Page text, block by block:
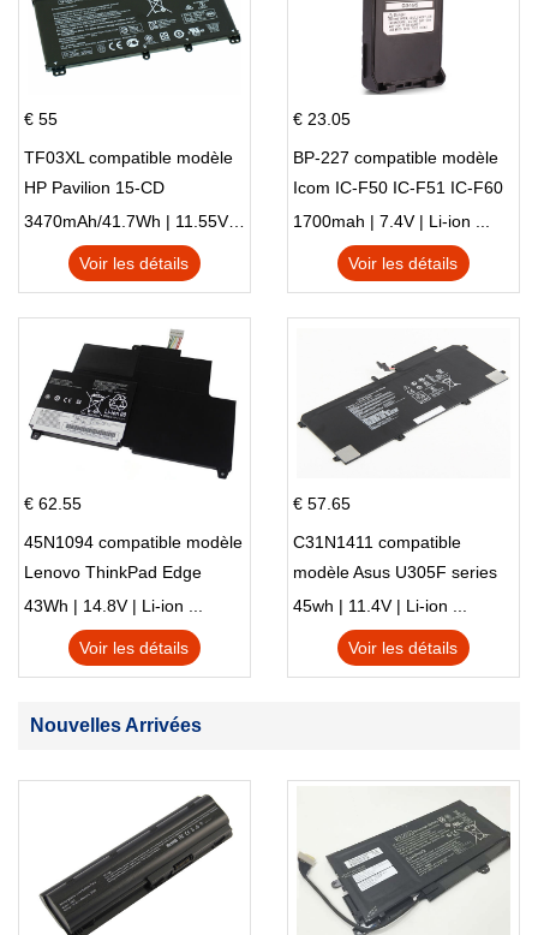
€ 55
TF03XL compatible modèle
HP Pavilion 15-CD
3470mAh/41.7Wh | 11.55V | Li-ion ...
Voir les détails
€ 23.05
BP-227 compatible modèle
Icom IC-F50 IC-F51 IC-F60
IC-F61 IC-M87
1700mah | 7.4V | Li-ion ...
Voir les détails
€ 62.55
45N1094 compatible modèle
Lenovo ThinkPad Edge
S230u Twist
43Wh | 14.8V | Li-ion ...
Voir les détails
€ 57.65
C31N1411 compatible
modèle Asus U305F series
45wh | 11.4V | Li-ion ...
Voir les détails
Nouvelles Arrivées